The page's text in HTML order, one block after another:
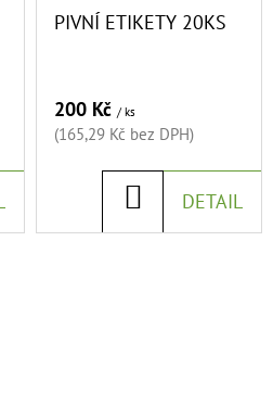
PIVNÍ ETIKETY 20KS
200 Kč / ks
(165,29 Kč bez DPH)
KOŠÍKU
DETAIL